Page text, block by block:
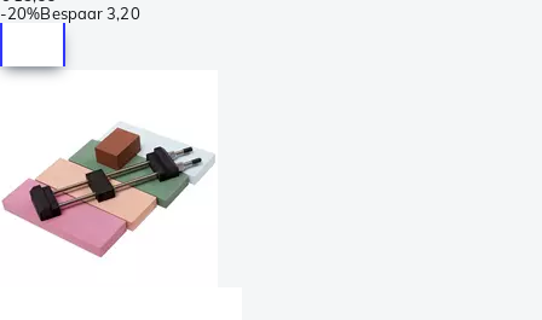
-20%Bespaar 3,20